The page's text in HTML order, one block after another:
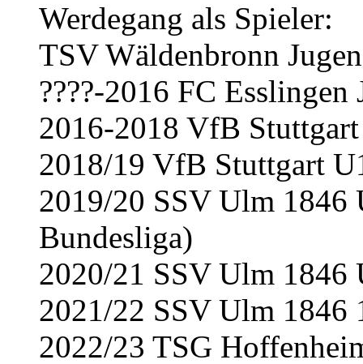
Werdegang als Spieler:
TSV Wäldenbronn
????-2016 FC Esslingen
2016-2018 VfB Stuttgart
2018/19 VfB Stuttgart
2019/20 SSV Ulm 1846
Bundesliga)
2020/21 SSV Ulm 1846
2021/22 SSV Ulm 1846
2022/23 TSG